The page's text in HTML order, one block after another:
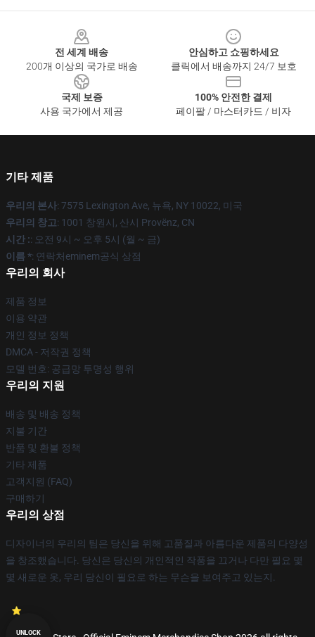
전 세계 배송
200개 이상의 국가로 배송
안심하고 쇼핑하세요
클릭에서 배송까지 24/7 보호
국제 보증
사용 국가에서 제공
100% 안전한 결제
페이팔 / 마스터카드 / 비자
기타 제품
우리의 본사: 7575 Lexington Ave, 뉴욕, NY 10022, 미국
우리의 창고: 1001 창원시, 산시 Provënz, CN
시간 :: 오전 9시 ~ 오후 5시 (월 ~ 금)
이름 *: 연락처eminem공식 상점
우리의 회사
제품 정보
이용 약관
개인 정보 정책
DMCA - 저작권 정책
모델 번호: 공급망 투명성 행위
우리의 지원
배송 및 배송 정책
지불 기간
반품 및 환불 정책
기타 제품
고객지원 (FAQ)
구매하기
우리의 상점
디자이너의 우리의 팀은 당신을 위해 고품질과 아름다운 제품의 다양성
을 창조했습니다. 당신은 당신의 개인적인 작풍을 끄거나 다만 필요 몇
몇 새로운 옷, 우리 당신이 필요로 하는 무슨을 보여주고 있는지.
UNLOCK